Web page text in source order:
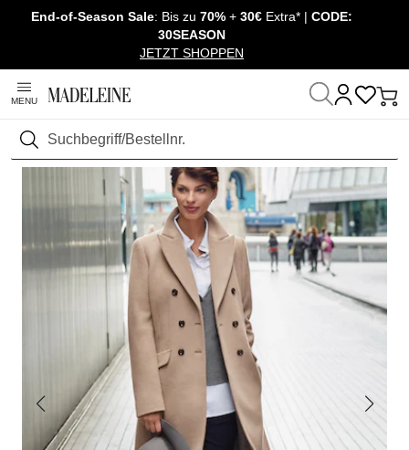
Überspringe Navigation, direkt zum Content
End-of-Season Sale: Bis zu 70% + 30€ Extra* | CODE:
30SEASON
JETZT SHOPPEN
MENU
Suchen
Startseite Sale Outlet